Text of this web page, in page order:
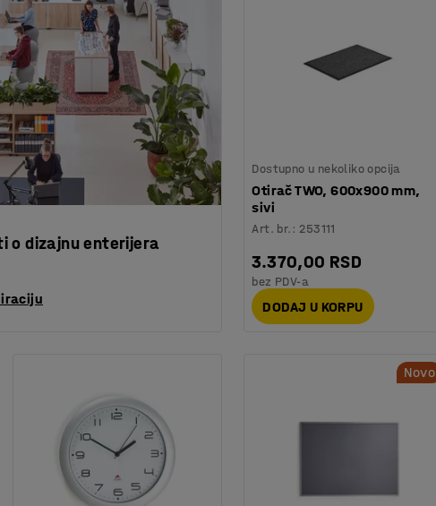
o dizajnu enterijera
Dostupno u nekoliko opcija
Otirač TWO, 600x900 mm,
sivi
Art. br. : 253111
3.370,00 RSD
bez PDV-a
DODAJ U KORPU
Novo